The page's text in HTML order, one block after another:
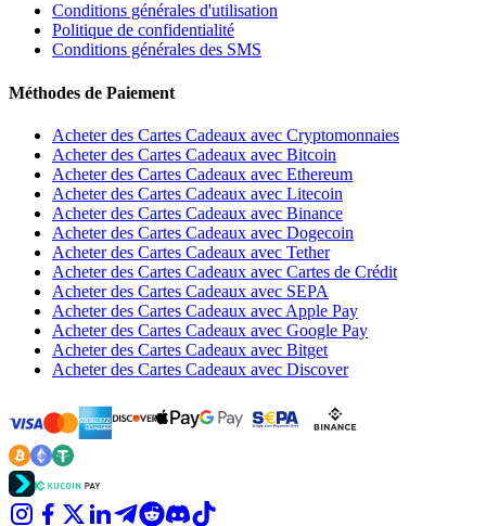
Conditions générales d'utilisation
Politique de confidentialité
Conditions générales des SMS
Méthodes de Paiement
Acheter des Cartes Cadeaux avec Cryptomonnaies
Acheter des Cartes Cadeaux avec Bitcoin
Acheter des Cartes Cadeaux avec Ethereum
Acheter des Cartes Cadeaux avec Litecoin
Acheter des Cartes Cadeaux avec Binance
Acheter des Cartes Cadeaux avec Dogecoin
Acheter des Cartes Cadeaux avec Tether
Acheter des Cartes Cadeaux avec Cartes de Crédit
Acheter des Cartes Cadeaux avec SEPA
Acheter des Cartes Cadeaux avec Apple Pay
Acheter des Cartes Cadeaux avec Google Pay
Acheter des Cartes Cadeaux avec Bitget
Acheter des Cartes Cadeaux avec Discover